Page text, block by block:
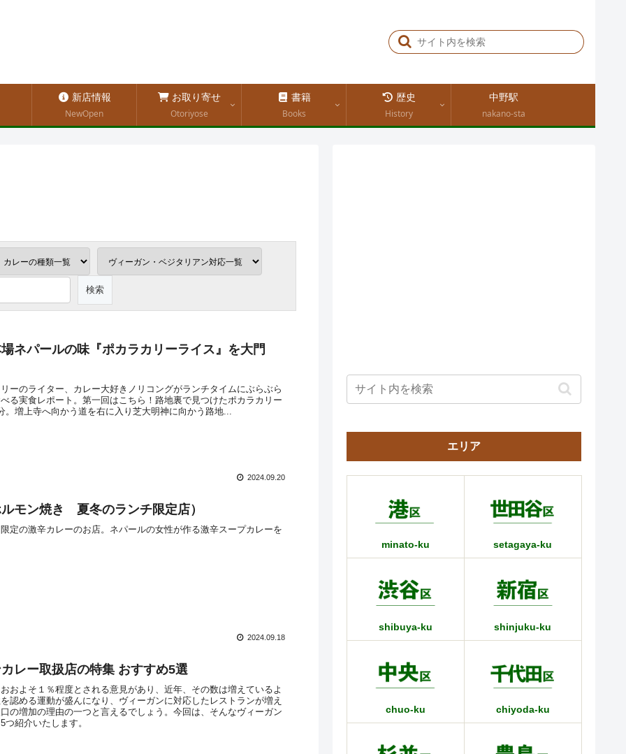
新店情報
NewOpen
お取り寄せ
Otoriyose
書籍
Books
歴史
History
中野駅
nakano-sta
ネパールの味『ポカラカリーライス』を大門
ーのライター、カレー大好きノリコングがランチタイムにぶらぶら
る実食レポート。第一回はこちら！路地裏で見つけたポカラカリー
。増上寺へ向かう道を右に入り芝大明神に向かう路地...
2024.09.20
モン焼き 夏冬のランチ限定店）
定の激辛カレーのお店。ネパールの女性が作る激辛スープカレーを
2024.09.18
レー取扱店の特集 おすすめ5選
およそ１％程度とされる意見があり、近年、その数は増えているよ
認める運動が盛んになり、ヴィーガンに対応したレストランが増え
の増加の理由の一つと言えるでしょう。今回は、そんなヴィーガン
紹介いたします。
エリア
minato-ku setagaya-ku
shibuya-ku shinjuku-ku
chuo-ku chiyoda-ku